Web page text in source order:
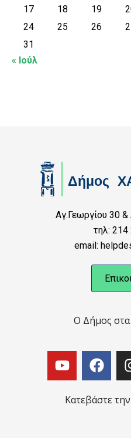
17
18 19
24
25 26
31
« Ιούλ
Αγ.Γεωργίου 30
τηλ:
email:
Ο Δήμος στα
Κατεβάστε